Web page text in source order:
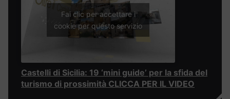
Fai clic per accettare i
cookie per questo servizio
Castelli di Sicilia: 19 ‘mini guide’ per la sfida del
turismo di prossimità CLICCA PER IL VIDEO